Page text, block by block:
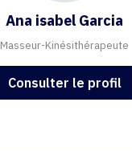
Ana isabel Garcia
Masseur-Kinésithérapeute
Consulter le profil